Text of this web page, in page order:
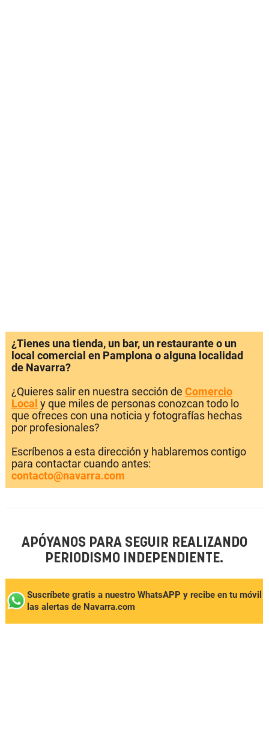
¿Tienes una tienda, un bar, un restaurante o un
local comercial en Pamplona o alguna localidad
de Navarra?
¿Quieres salir en nuestra sección de Comercio
Local y que miles de personas conozcan todo lo
que ofreces con una noticia y fotografías hechas
por profesionales?
Escríbenos a esta dirección y hablaremos contigo
para contactar cuando antes:
contacto@navarra.com
APÓYANOS PARA SEGUIR REALIZANDO
PERIODISMO INDEPENDIENTE.
Suscríbete gratis a nuestro WhatsAPP y recibe en tu móvil
las alertas de Navarra.com